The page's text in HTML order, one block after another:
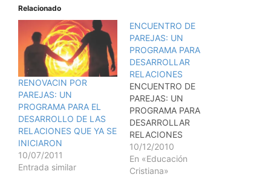
Relacionado
RENOVACIN POR
PAREJAS: UN
PROGRAMA PARA EL
DESARROLLO DE LAS
RELACIONES QUE YA SE
INICIARON
10/07/2011
Entrada similar
ENCUENTRO DE
PAREJAS: UN
PROGRAMA PARA
DESARROLLAR
RELACIONES
ENCUENTRO DE
PAREJAS: UN
PROGRAMA PARA
DESARROLLAR
RELACIONES
OBJETIVO: Explorar,
conocer y confiar en otra
persona a travs de una
10/12/2010
En «Educación
Cristiana»